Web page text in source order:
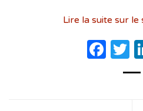
Lire la suite sur le